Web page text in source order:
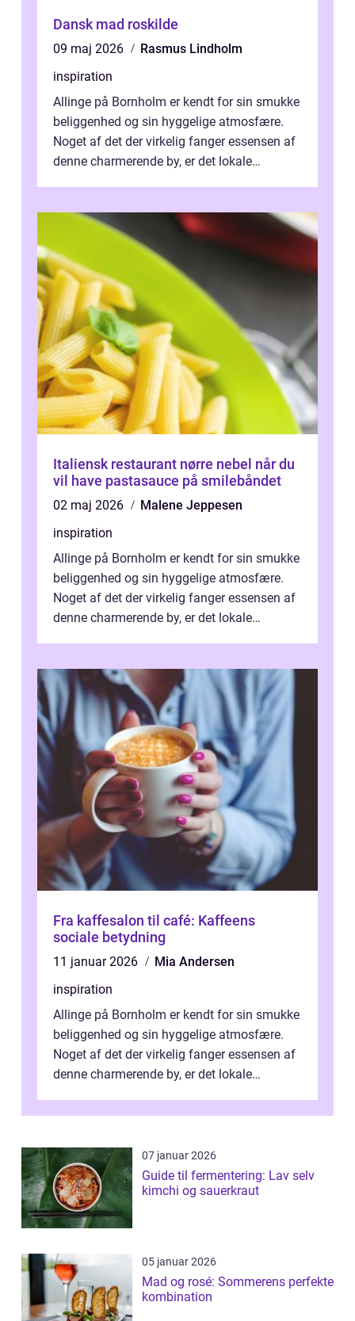
Dansk mad roskilde
09 maj 2026
Rasmus Lindholm
inspiration
Allinge på Bornholm er kendt for sin smukke
beliggenhed og sin hyggelige atmosfære.
Noget af det der virkelig fanger essensen af
denne charmerende by, er det lokale
Italiensk restaurant nørre nebel når du
vil have pastasauce på smilebåndet
02 maj 2026
Malene Jeppesen
inspiration
Allinge på Bornholm er kendt for sin smukke
beliggenhed og sin hyggelige atmosfære.
Noget af det der virkelig fanger essensen af
denne charmerende by, er det lokale
Fra kaffesalon til café: Kaffeens
sociale betydning
11 januar 2026
Mia Andersen
inspiration
Allinge på Bornholm er kendt for sin smukke
beliggenhed og sin hyggelige atmosfære.
Noget af det der virkelig fanger essensen af
denne charmerende by, er det lokale
07 januar 2026
Guide til fermentering: Lav selv
kimchi og sauerkraut
05 januar 2026
Mad og rosé: Sommerens perfekte
kombination